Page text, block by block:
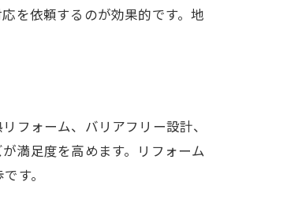
を依頼するのが効果的です。地
フォーム、バリアフリー設計、
満足度を高めます。リフォーム
す。